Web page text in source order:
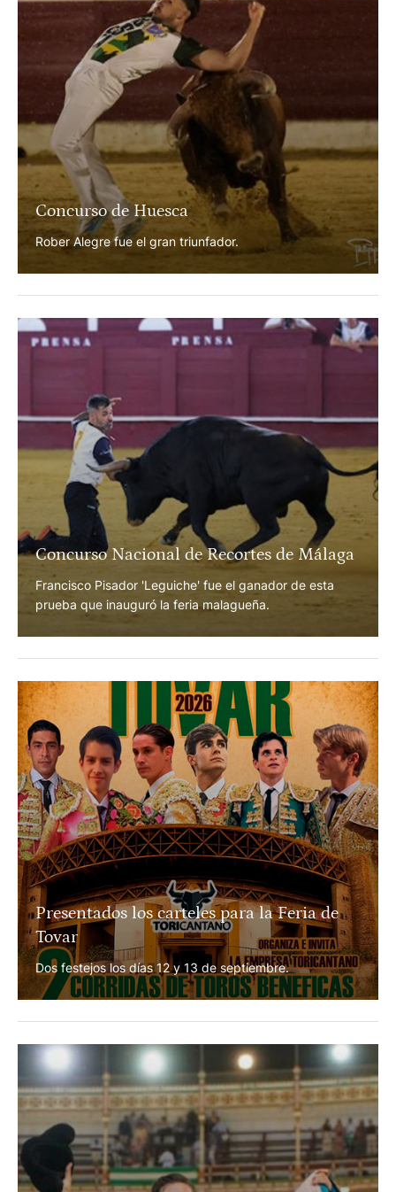
Concurso de Huesca
Rober Alegre fue el gran triunfador.
Concurso Nacional de Recortes de Málaga
Francisco Pisador 'Leguiche' fue el ganador de esta
prueba que inauguró la feria malagueña.
Presentados los carteles para la Feria de
Tovar
Dos festejos los días 12 y 13 de septiembre.